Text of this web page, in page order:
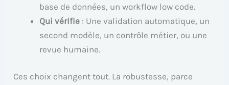
base de données, un workflow low code.
Qui vérifie : Une validation automatique, un
second modèle, un contrôle métier, ou une
revue humaine.
Ces choix changent tout. La robustesse, parce